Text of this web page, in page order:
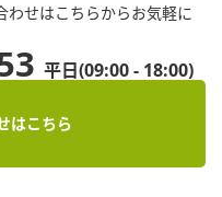
わせはこちらからお気軽に
平日(09:00 - 18:00)
はこちら